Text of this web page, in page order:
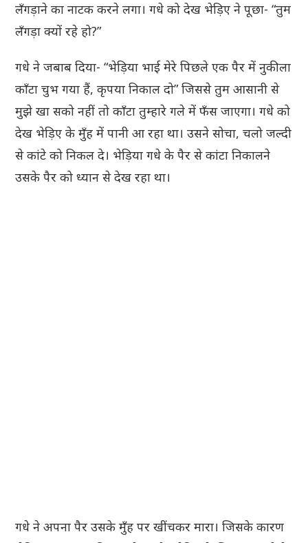
लँगड़ाने का नाटक करने लगा। गधे को देख भेड़िए ने पूछा- “तुम
लँगड़ा क्यों रहे हो?”
गधे ने जबाब दिया- “भेड़िया भाई मेरे पिछले एक पैर में नुकीला
काँटा चुभ गया हैं, कृपया निकाल दो” जिससे तुम आसानी से
मुझे खा सको नहीं तो काँटा तुम्हारे गले में फँस जाएगा। गधे को
देख भेड़िए के मुँह में पानी आ रहा था। उसने सोचा, चलो जल्दी
से कांटे को निकल दे। भेड़िया गधे के पैर से कांटा निकालने
उसके पैर को ध्यान से देख रहा था।
गधे ने अपना पैर उसके मुँह पर खींचकर मारा। जिसके कारण